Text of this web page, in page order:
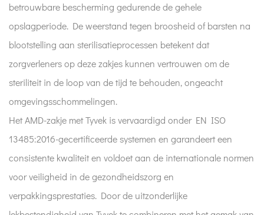
betrouwbare bescherming gedurende de gehele
opslagperiode. De weerstand tegen broosheid of barsten na
blootstelling aan sterilisatieprocessen betekent dat
zorgverleners op deze zakjes kunnen vertrouwen om de
steriliteit in de loop van de tijd te behouden, ongeacht
omgevingsschommelingen.
Het AMD-zakje met Tyvek is vervaardigd onder EN ISO
13485:2016-gecertificeerde systemen en garandeert een
consistente kwaliteit en voldoet aan de internationale normen
voor veiligheid in de gezondheidszorg en
verpakkingsprestaties. Door de uitzonderlijke